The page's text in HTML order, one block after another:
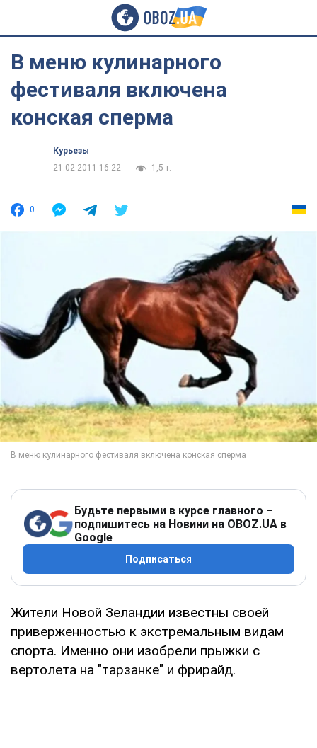
В меню кулинарного
фестиваля включена
конская сперма
Курьезы
21.02.2011 16:22
1,5 т.
0
Будьте первыми в курсе главного –
подпишитесь на Новини на OBOZ.UA в
Google
Подписаться
Жители Новой Зеландии известны своей
приверженностью к экстремальным видам
спорта. Именно они изобрели прыжки с
вертолета на "тарзанке" и фрирайд.